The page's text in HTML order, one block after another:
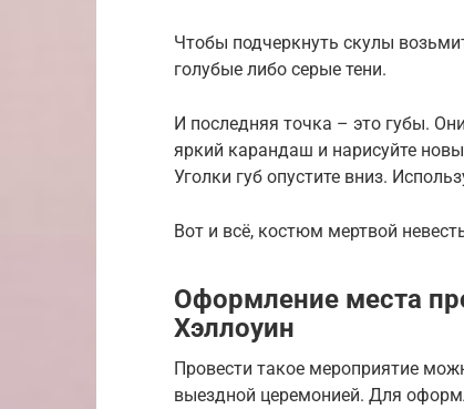
Чтобы подчеркнуть скулы
голубые либо серые тени.
И последняя точка – это губы.
яркий карандаш и нарисуйте
Уголки губ опустите вниз.
Вот и всё, костюм мертвой
Оформление места
Хэллоуин
Провести такое мероприятие
выездной церемонией. Для